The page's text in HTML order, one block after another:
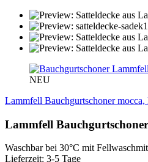
NEU
Lammfell Bauchgurtschoner mocca,
Lammfell
Waschbar bei 30°C mit
Lieferzeit: 3-5 Tage